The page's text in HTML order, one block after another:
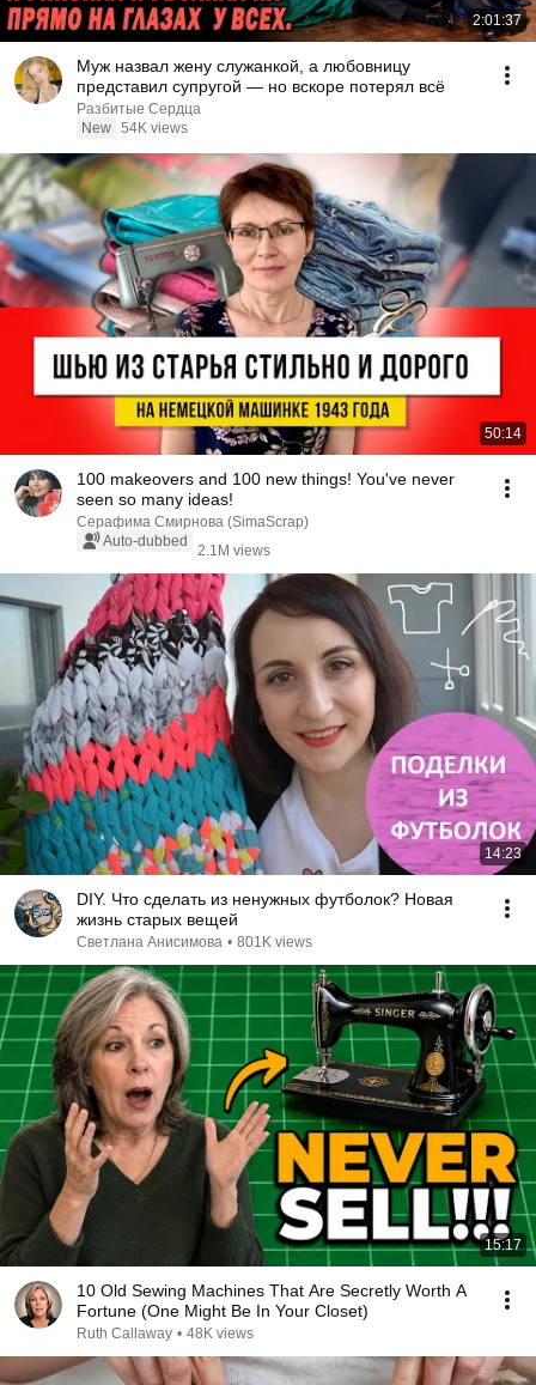
2:01:37
Муж назвал жену служанкой, а любовницу
представил супругой — но вскоре потерял всё
Разбитые Сердца
New 54K views
50:14
100 makeovers and 100 new things! You've never
seen so many ideas!
Серафима Смирнова (SimaScrap)
Auto-dubbed
2.1M views
14:23
DIY. Что сделать из ненужных футболок? Новая
жизнь старых вещей
Светлана Анисимова • 801K views
15:17
10 Old Sewing Machines That Are Secretly Worth A
Fortune (One Might Be In Your Closet)
Ruth Callaway • 48K views